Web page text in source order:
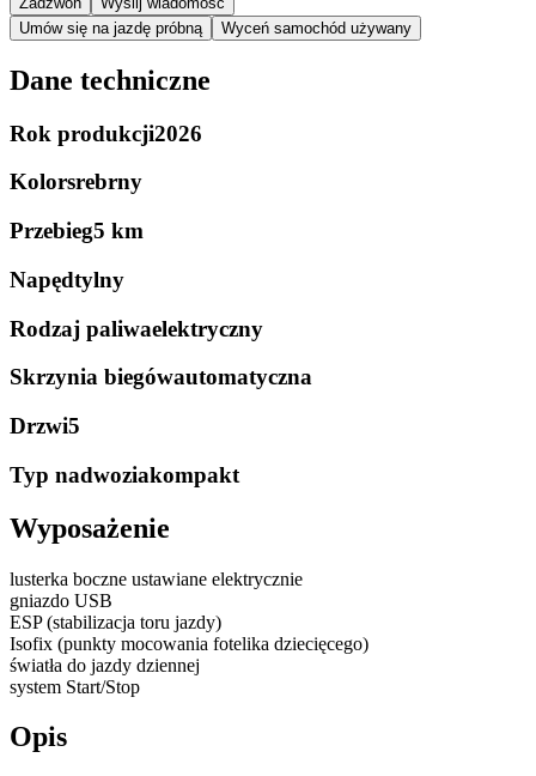
Umów się na jazdę próbną
Wyceń samochód używany
Dane techniczne
Rok produkcji2026
Kolorsrebrny
Przebieg5 km
Napędtylny
Rodzaj paliwaelektryczny
Skrzynia biegówautomatyczna
Drzwi5
Typ nadwoziakompakt
Wyposażenie
lusterka boczne ustawiane elektrycznie
gniazdo USB
ESP (stabilizacja toru jazdy)
Isofix (punkty mocowania fotelika dziecięcego)
światła do jazdy dziennej
system Start/Stop
Opis